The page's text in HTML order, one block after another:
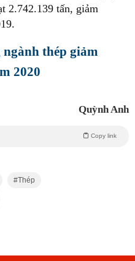
2.742.139 tấn, giảm
thép giảm
2020
Quỳnh Anh
Copy link
Thép